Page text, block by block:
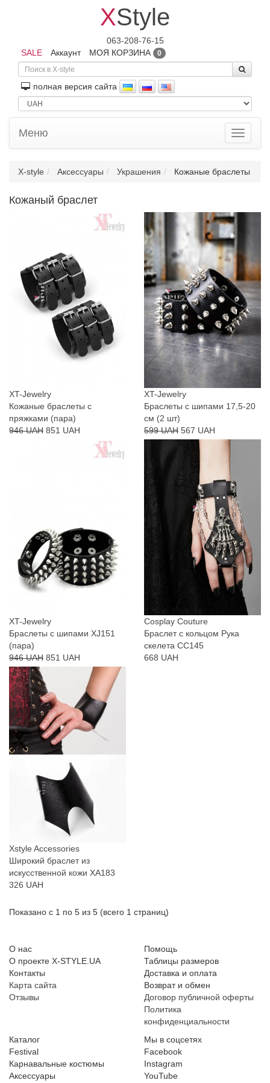
XStyle
063-208-76-15
SALE
Аккаунт МОЯ КОРЗИНА 0
полная версия сайта
Toggle
Меню
X-style Аксессуары Украшения Кожаные браслеты
Кожаный браслет
XT-Jewelry
Кожаные браслеты с
пряжками (пара)
946 UAH 851 UAH
XT-Jewelry
Браслеты с шипами 17,5-20
см (2 шт)
599 UAH 567 UAH
XT-Jewelry
Браслеты с шипами XJ151
(пара)
946 UAH 851 UAH
Cosplay Couture
Браслет с кольцом Рука
скелета CC145
668 UAH
Xstyle Accessories
Широкий браслет из
искусственной кожи XA183
326 UAH
Показано с 1 по 5 из 5 (всего 1 страниц)
О нас
О проекте X-STYLE.UA
Контакты
Карта сайта
Отзывы
Помощь
Таблицы размеров
Доставка и оплата
Возврат и обмен
Договор публичной оферты
Политика
конфиденциальности
Каталог
Festival
Карнавальные костюмы
Аксессуары
Мы в соцсетях
Facebook
Instagram
YouTube